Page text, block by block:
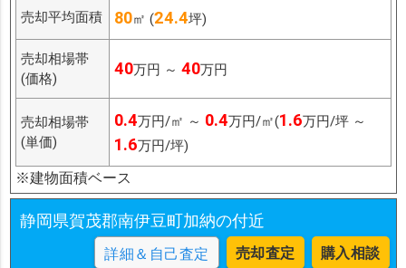
売却平均面積 80㎡ (24.4坪)
売却相場帯
(価格)
40万円 ～ 40万円
売却相場帯
(単価)
0.4万円/㎡ ～ 0.4万円/㎡(1.6万円/坪 ～
1.6万円/坪)
※建物面積ベース
静岡県賀茂郡南伊豆町加納の付近
詳細＆自己査定 売却査定 購入相談